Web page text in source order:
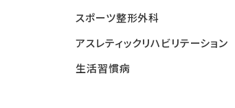
スポーツ整形外科
アスレティックリハビリテーション
生活習慣病